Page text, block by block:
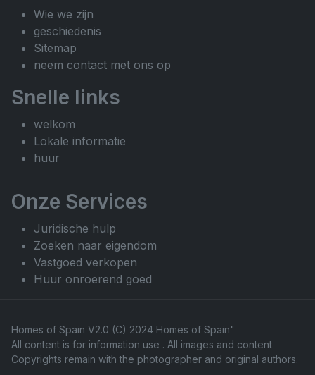
Wie we zijn
geschiedenis
Sitemap
neem contact met ons op
Snelle links
welkom
Lokale informatie
huur
Onze Services
Juridische hulp
Zoeken naar eigendom
Vastgoed verkopen
Huur onroerend goed
Homes of Spain V2.0 (C) 2024 Homes of Spain"
All content is for information use . All images and content
Copyrights remain with the photographer and original authors.